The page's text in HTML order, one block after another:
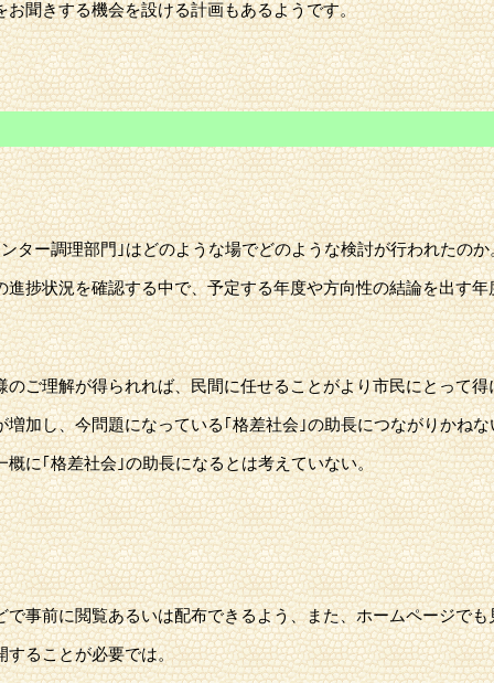
聞きする機会を設ける計画もあるようです。
ー調理部門｣はどのような場でどのような検討が行われたのか
状況を確認する中で、予定する年度や方向性の結論を出す
ご理解が得られれば、民間に任せることがより市民にとって得
加し、今問題になっている｢格差社会｣の助長につながりかねな
に｢格差社会｣の助長になるとは考えていない。
事前に閲覧あるいは配布できるよう、また、ホームページでも
ることが必要では。